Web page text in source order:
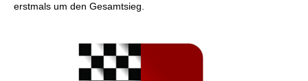
erstmals um den Gesamtsieg.